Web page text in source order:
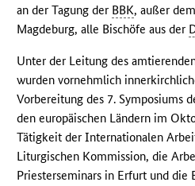
an der Tagung der BBK, außer
Magdeburg, alle Bischöfe aus der
Unter der Leitung des
wurden vornehmlich
Vorbereitung des 7. Symposiums
den europäischen Ländern im
Tätigkeit der Internationalen
Liturgischen Kommission, die
Priesterseminars in Erfurt und die